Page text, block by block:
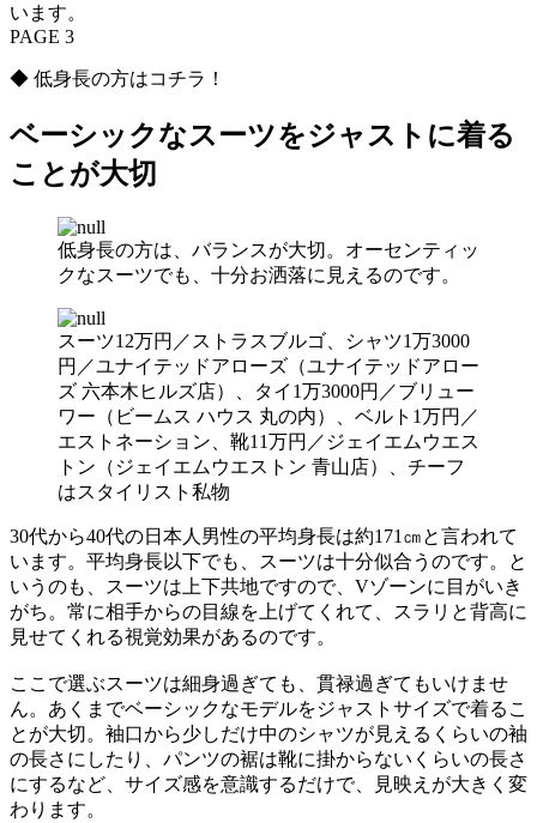
います。
PAGE 3
◆ 低身長の方はコチラ！
ベーシックなスーツをジャストに着る
ことが大切
低身長の方は、バランスが大切。オーセンティッ
クなスーツでも、十分お洒落に見えるのです。
スーツ12万円／ストラスブルゴ、シャツ1万3000
円／ユナイテッドアローズ（ユナイテッドアロー
ズ 六本木ヒルズ店）、タイ1万3000円／ブリュー
ワー（ビームス ハウス 丸の内）、ベルト1万円／
エストネーション、靴11万円／ジェイエムウエス
トン（ジェイエムウエストン 青山店）、チーフ
はスタイリスト私物
30代から40代の日本人男性の平均身長は約171㎝と言われて
います。平均身長以下でも、スーツは十分似合うのです。と
いうのも、スーツは上下共地ですので、Vゾーンに目がいき
がち。常に相手からの目線を上げてくれて、スラリと背高に
見せてくれる視覚効果があるのです。
ここで選ぶスーツは細身過ぎても、貫禄過ぎてもいけませ
ん。あくまでベーシックなモデルをジャストサイズで着るこ
とが大切。袖口から少しだけ中のシャツが見えるくらいの袖
の長さにしたり、パンツの裾は靴に掛からないくらいの長さ
にするなど、サイズ感を意識するだけで、見映えが大きく変
わります。